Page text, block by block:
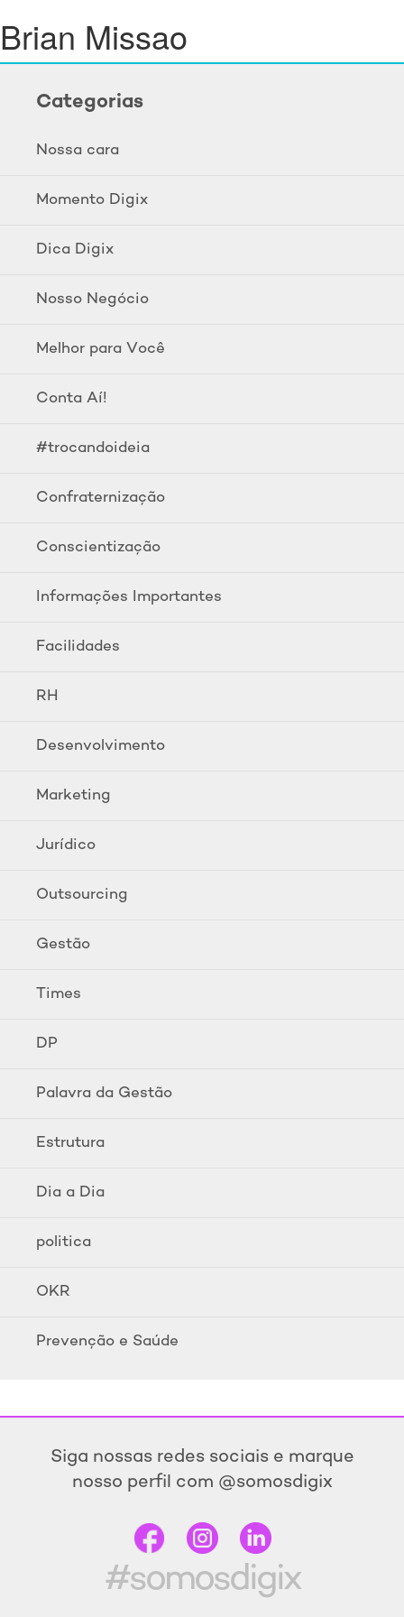
Brian Missao
Categorias
Nossa cara
Momento Digix
Dica Digix
Nosso Negócio
Melhor para Você
Conta Aí!
#trocandoideia
Confraternização
Conscientização
Informações Importantes
Facilidades
RH
Desenvolvimento
Marketing
Jurídico
Outsourcing
Gestão
Times
DP
Palavra da Gestão
Estrutura
Dia a Dia
politica
OKR
Prevenção e Saúde
Siga nossas redes sociais e marque
nosso perfil com @somosdigix
#somosdigix